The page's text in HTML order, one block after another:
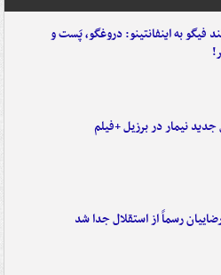
فیگو به اینفانتینو: دروغگو، پَست‌ و
نیمار در برزیل +فیلم
رسماً از استقلال جدا شد